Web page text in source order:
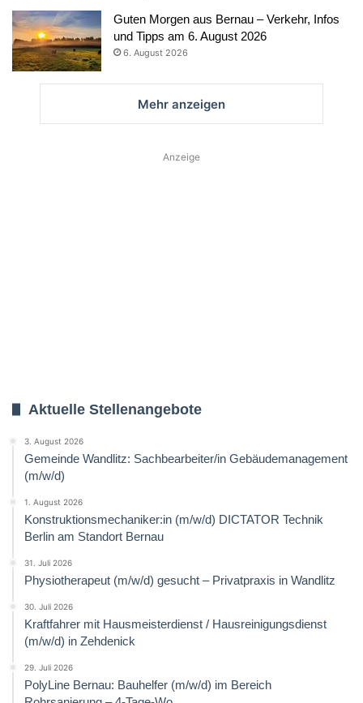
Guten Morgen aus Bernau – Verkehr, Infos
und Tipps am 6. August 2026
6. August 2026
Mehr anzeigen
Anzeige
Aktuelle Stellenangebote
3. August 2026
Gemeinde Wandlitz: Sachbearbeiter/in Gebäudemanagement
(m/w/d)
1. August 2026
Konstruktionsmechaniker:in (m/w/d) DICTATOR Technik
Berlin am Standort Bernau
31. Juli 2026
Physiotherapeut (m/w/d) gesucht – Privatpraxis in Wandlitz
30. Juli 2026
Kraftfahrer mit Hausmeisterdienst / Hausreinigungsdienst
(m/w/d) in Zehdenick
29. Juli 2026
PolyLine Bernau: Bauhelfer (m/w/d) im Bereich